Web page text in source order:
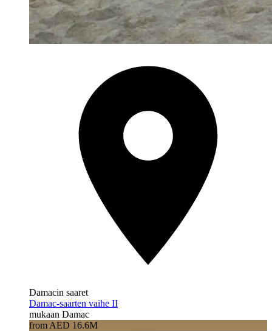
Damacin saaret
Damac-saarten vaihe II
mukaan Damac
from AED 16.6M